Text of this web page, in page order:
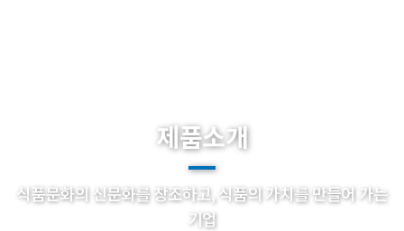
제품소개
식품문화의 신문화를 창조하고, 식품의 가치를 만들어 가는
기업